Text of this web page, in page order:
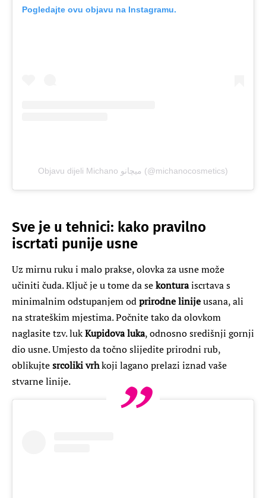
Pogledajte ovu objavu na Instagramu.
Objavu dijeli Michano میچانو (@michanocosmetics)
Sve je u tehnici: kako pravilno
iscrtati punije usne
Uz mirnu ruku i malo prakse, olovka za usne može
učiniti čuda. Ključ je u tome da sekonturaiscrtava s
minimalnim odstupanjem odprirodne linijeusana, ali
na strateškim mjestima. Počnite tako da olovkom
naglasite tzv. lukKupidova luka, odnosno središnji gornji
dio usne. Umjesto da točno slijedite prirodni rub,
oblikujtesrcoliki vrhkoji lagano prelazi iznad vaše
stvarne linije.